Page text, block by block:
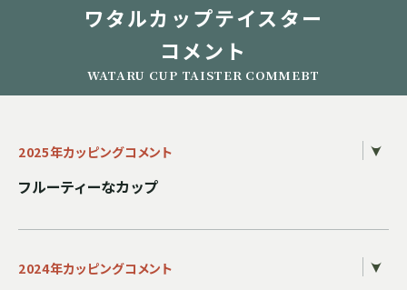
ワタルカップテイスター
コメント
WATARU CUP TAISTER COMMEBT
2025年カッピングコメント
フルーティーなカップ
2024年カッピングコメント